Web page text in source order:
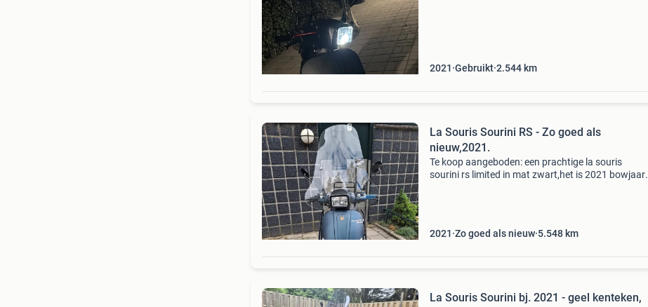
2021 Gebruikt 2.544 km
La Souris Sourini RS - Zo goed als
nieuw,2021.
Te koop aangeboden: een prachtige la souris
sourini rs limited in mat zwart,het is 2021 bowjaar.
2021 Zo goed als nieuw 5.548 km
La Souris Sourini bj. 2021 - geel kenteken,